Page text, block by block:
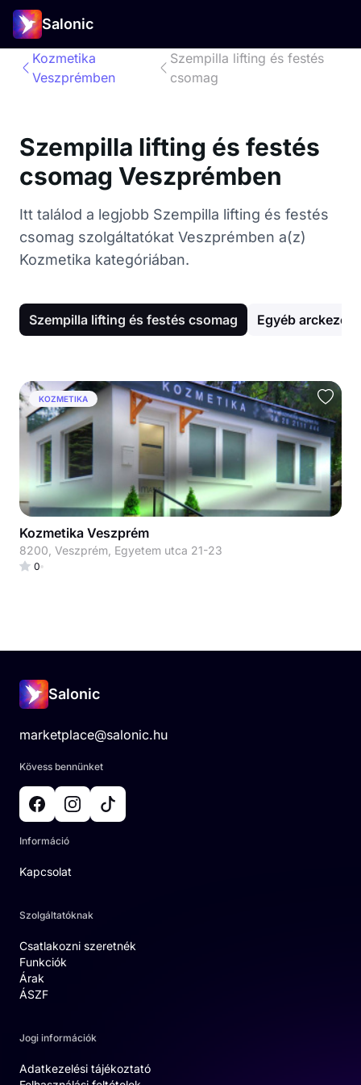
Salonic
Kozmetika
Veszprémben
Szempilla lifting és festés
csomag
Szempilla lifting és festés
csomag Veszprémben
Itt találod a legjobb Szempilla lifting és festés
csomag szolgáltatókat Veszprémben a(z)
Kozmetika kategóriában.
Szempilla lifting és festés csomag Egyéb
KOZMETIKA
Kozmetika Veszprém
8200, Veszprém, Egyetem utca 21-23
0
Salonic
marketplace@salonic.hu
Kövess bennünket
Információ
Kapcsolat
Szolgáltatóknak
Csatlakozni szeretnék
Funkciók
Árak
ÁSZF
Jogi információk
Adatkezelési tájékoztató